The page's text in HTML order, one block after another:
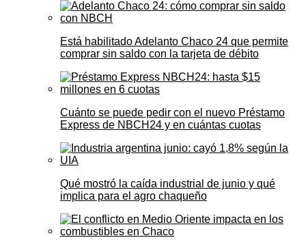
Está habilitado Adelanto Chaco 24 que permite
comprar sin saldo con la tarjeta de débito
Cuánto se puede pedir con el nuevo Préstamo
Express de NBCH24 y en cuántas cuotas
Qué mostró la caída industrial de junio y qué
implica para el agro chaqueño